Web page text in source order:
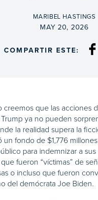
BY
MARIBEL HASTINGS
ON
MAY 20, 2026
COMPARTIR ESTE:
creemos que las acciones
ya no pueden
la realidad supera la
un fondo de $1,776
para indemnizar a
fueron “víctimas” de
o incluso que fueron
del demócrata Joe Biden.